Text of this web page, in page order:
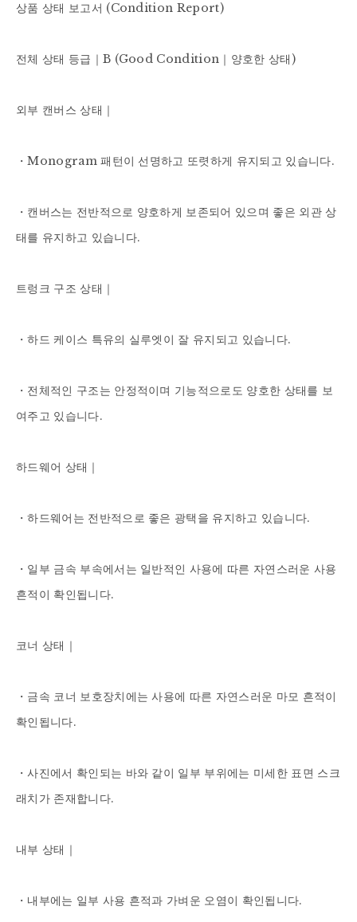
상품 상태 보고서 (Condition Report)
전체 상태 등급｜B (Good Condition｜양호한 상태)
외부 캔버스 상태｜
・Monogram 패턴이 선명하고 또렷하게 유지되고 있습니다.
・캔버스는 전반적으로 양호하게 보존되어 있으며 좋은 외관 상
태를 유지하고 있습니다.
트렁크 구조 상태｜
・하드 케이스 특유의 실루엣이 잘 유지되고 있습니다.
・전체적인 구조는 안정적이며 기능적으로도 양호한 상태를 보
여주고 있습니다.
하드웨어 상태｜
・하드웨어는 전반적으로 좋은 광택을 유지하고 있습니다.
・일부 금속 부속에서는 일반적인 사용에 따른 자연스러운 사용
흔적이 확인됩니다.
코너 상태｜
・금속 코너 보호장치에는 사용에 따른 자연스러운 마모 흔적이
확인됩니다.
・사진에서 확인되는 바와 같이 일부 부위에는 미세한 표면 스크
래치가 존재합니다.
내부 상태｜
・내부에는 일부 사용 흔적과 가벼운 오염이 확인됩니다.